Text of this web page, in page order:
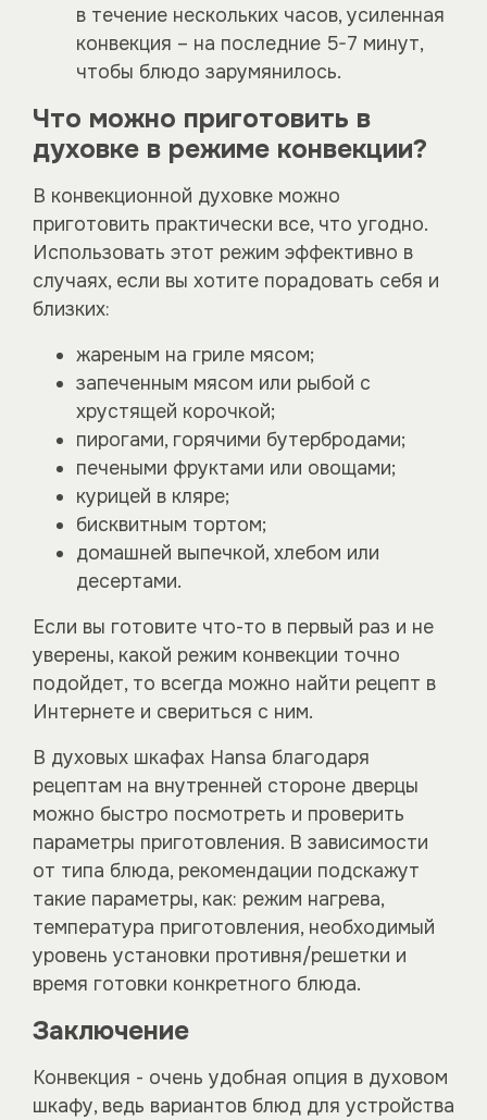
в течение нескольких часов, усиленная
конвекция – на последние 5-7 минут,
чтобы блюдо зарумянилось.
Что можно приготовить в
духовке в режиме конвекции?
В конвекционной духовке можно
приготовить практически все, что угодно.
Использовать этот режим эффективно в
случаях, если вы хотите порадовать себя и
близких:
жареным на гриле мясом;
запеченным мясом или рыбой с
хрустящей корочкой;
пирогами, горячими бутербродами;
печеными фруктами или овощами;
курицей в кляре;
бисквитным тортом;
домашней выпечкой, хлебом или
десертами.
Если вы готовите что-то в первый раз и не
уверены, какой режим конвекции точно
подойдет, то всегда можно найти рецепт в
Интернете и свериться с ним.
В духовых шкафах Hansa благодаря
рецептам на внутренней стороне дверцы
можно быстро посмотреть и проверить
параметры приготовления. В зависимости
от типа блюда, рекомендации подскажут
такие параметры, как: режим нагрева,
температура приготовления, необходимый
уровень установки противня/решетки и
время готовки конкретного блюда.
Заключение
Конвекция - очень удобная опция в духовом
шкафу, ведь вариантов блюд для устройства